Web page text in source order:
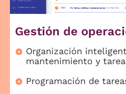
Gestión de
Organización
mantenimiento y
Programación de